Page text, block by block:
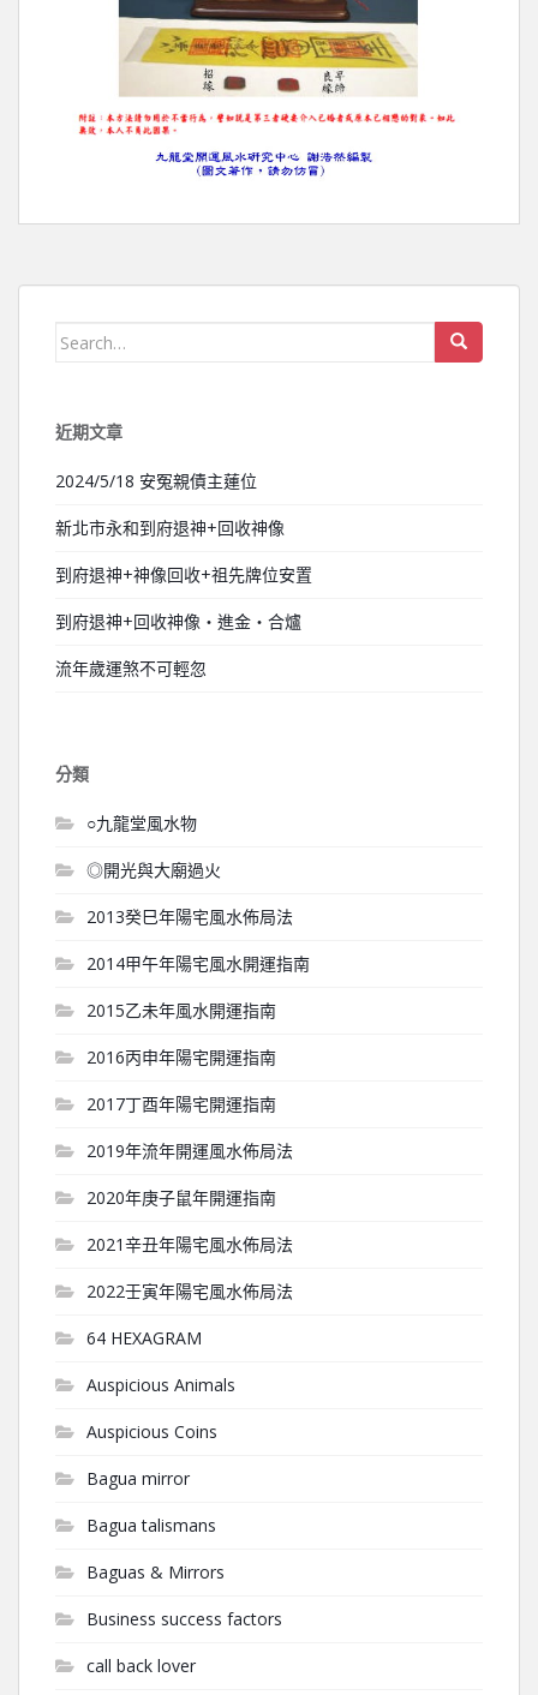
Search for:
近期文章
2024/5/18 安冤親債主蓮位
新北市永和到府退神+回收神像
到府退神+神像回收+祖先牌位安置
到府退神+回收神像‧進金‧合爐
流年歲運煞不可輕忽
分類
○九龍堂風水物
◎開光與大廟過火
2013癸巳年陽宅風水佈局法
2014甲午年陽宅風水開運指南
2015乙未年風水開運指南
2016丙申年陽宅開運指南
2017丁酉年陽宅開運指南
2019年流年開運風水佈局法
2020年庚子鼠年開運指南
2021辛丑年陽宅風水佈局法
2022壬寅年陽宅風水佈局法
64 HEXAGRAM
Auspicious Animals
Auspicious Coins
Bagua mirror
Bagua talismans
Baguas & Mirrors
Business success factors
call back lover